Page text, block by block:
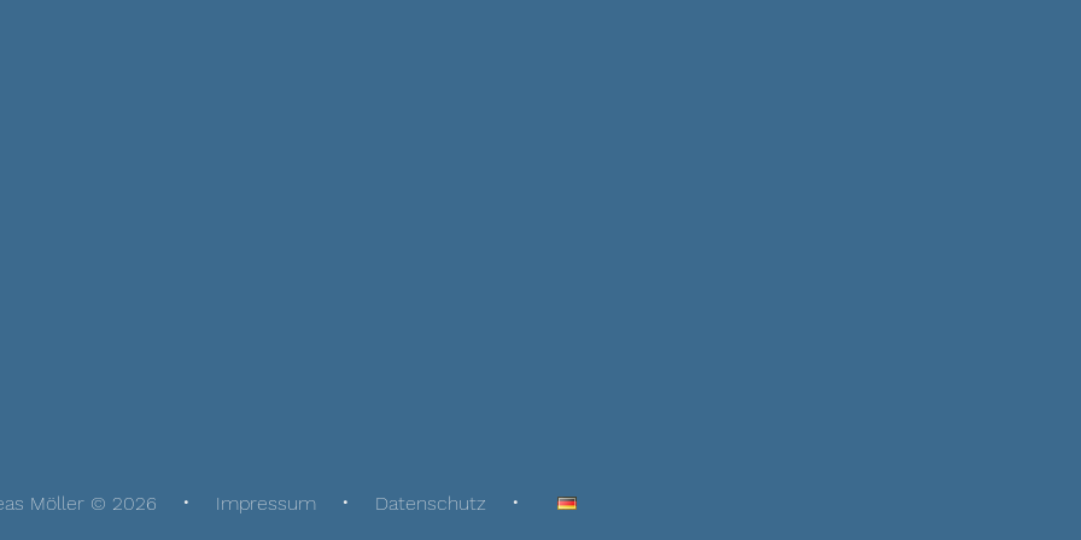
Möller © 2026 Impressum Datenschutz